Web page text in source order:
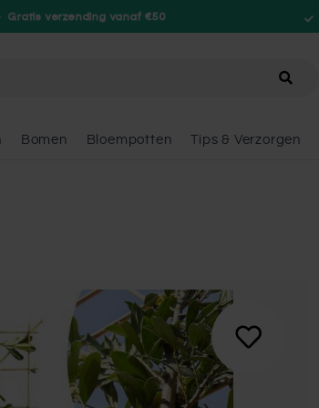
Gratis verzending vanaf €50
Bomen Bloempotten Tips & Verzorgen